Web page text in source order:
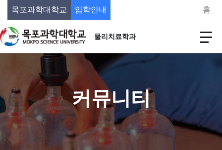
목포과학대학교 입학안내 홈
물리치료학과
커뮤니티